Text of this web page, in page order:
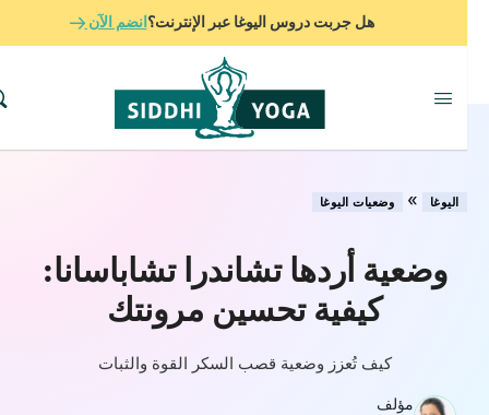
هل جربت دروس اليوغا عبر الإنترنت؟انضم الآن
اليوغا » وضعيات اليوغا
وضعية أردها تشاندرا تشاباسانا:
كيفية تحسين مرونتك
كيف تُعزز وضعية قصب السكر القوة والثبات
مؤلف